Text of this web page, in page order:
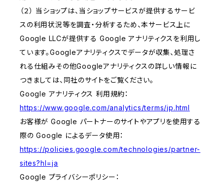
（２） 当ショップは、当ショップサービスが提供するサービ
スの利用状況等を調査・分析するため、本サービス上に
Google LLCが提供する Google アナリティクスを利用し
ています。Googleアナリティクスでデータが収集、処理さ
れる仕組みその他Googleアナリティクスの詳しい情報に
つきましては、同社のサイトをご覧ください。
Google アナリティクス 利用規約：
https://www.google.com/analytics/terms/jp.html
お客様が Google パートナーのサイトやアプリを使用する
際の Google によるデータ使用：
https://policies.google.com/technologies/partner-
sites?hl=ja
Google プライバシーポリシー：